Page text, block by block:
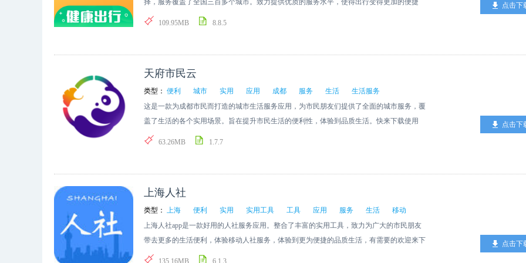
择，服务覆盖了全国三百多个城市。致力提供优质的服务水平，使得出行变得更加的便捷
哦。
109.95MB 8.8.5
点击下
天府市民云
类型： 便利 城市 实用 应用 成都 服务 生活
生活服务
这是一款为成都市民而打造的城市生活服务应用，为市民朋友们提供了全面的城市服务，覆
盖了生活的各个实用场景。旨在提升市民生活的便利性，体验到品质生活。快来下载使用
吧。
63.26MB 1.7.7
点击下
上海人社
类型： 上海 便利 实用 实用工具 工具 应用 服务 生活
移动
上海人社app是一款好用的人社服务应用。整合了丰富的实用工具，致力为广大的市民朋友
带去更多的生活便利，体验移动人社服务，体验到更为便捷的品质生活，有需要的欢迎来下
载使用吧。
135.16MB 6.1.3
点击下